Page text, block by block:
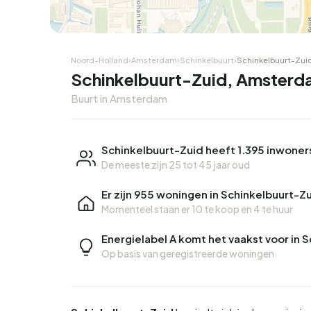
Hoekwoning
Noord-Holland›Amsterdam›Schinkelbuurt›Schinkelbuurt-
Schinkelbuurt-Zuid,
Buurt in Amsterdam
Schinkelbuurt-Zuid heeft 1.395
De meeste zijn 25 tot 45 jaar oud
Er zijn 955 woningen in Schinkelbuurt-
Momenteel staan er10 te koop en 4 te huur
Energielabel A komt het vaakst voor in
Op basis van geregistreerde woningen